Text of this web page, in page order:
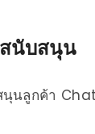
นับสนุน
นลูกค้า